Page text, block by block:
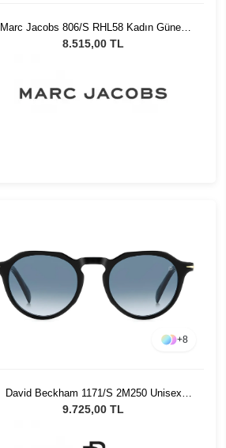
Marc Jacobs 806/S RHL58 Kadın Güneş
Gözlüğü
8.515,00 TL
+8
David Beckham 1171/S 2M250 Unisex
Güneş Gözlüğü
9.725,00 TL